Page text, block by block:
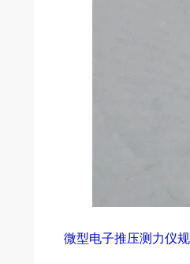
微型电子推压测力仪